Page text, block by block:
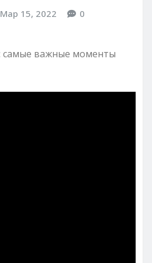
Мар 15, 2022 0